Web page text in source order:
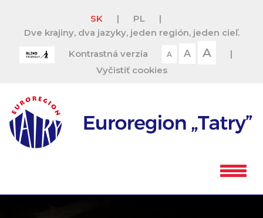
SK | PL
|
Dve krajiny, dva jazyky, jeden región, jeden cieľ.
Kontrastná verzia
A A A
|
Vyčistiť cookies